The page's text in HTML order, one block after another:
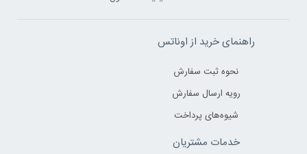
راهنمای خرید از اوناتس
نحوه ثبت سفارش
رویه ارسال سفارش
شیوه‌های پرداخت
خدمات مشتریان